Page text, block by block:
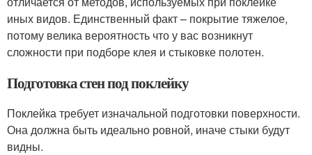
иных видов. Единственный факт – покрытие тяжелое,
потому велика вероятность что у вас возникнут
сложности при подборе клея и стыковке полотен.
Подготовка стен под поклейку
Поклейка требует изначальной подготовки поверхности.
Она должна быть идеально ровной, иначе стыки будут
видны.